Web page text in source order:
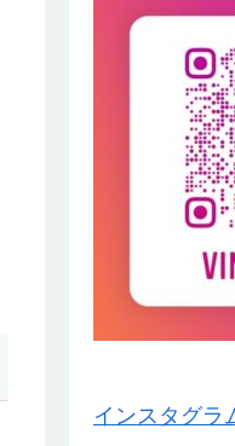
インスタグラ